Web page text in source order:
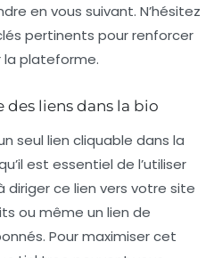
en vous suivant. N’hésitez
pertinents pour renforcer
plateforme.
liens dans la bio
seul lien cliquable dans la
est essentiel de l’utiliser
diriger ce lien vers votre site
ou même un lien de
Pour maximiser cet